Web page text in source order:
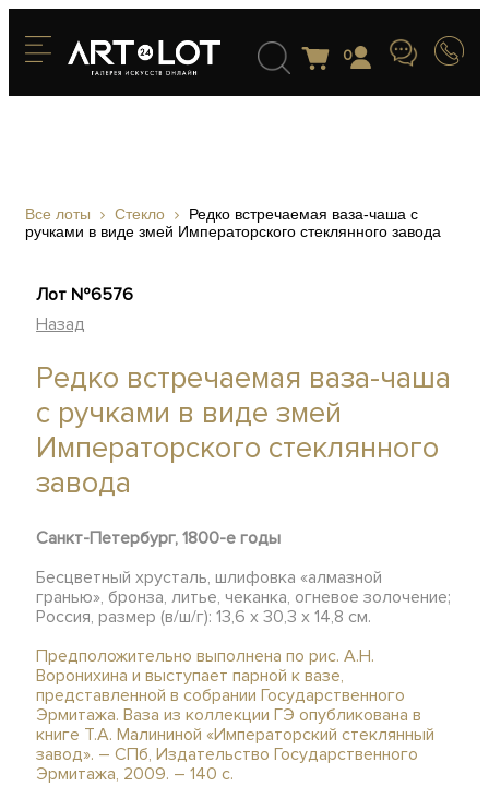
0
Все лоты Стекло
Редко встречаемая ваза-чаша с
ручками в виде змей Императорского стеклянного завода
Лот №6576
Назад
Редко встречаемая ваза-чаша
с ручками в виде змей
Императорского стеклянного
завода
Санкт-Петербург, 1800-е годы
Бесцветный хрусталь, шлифовка «алмазной
гранью», бронза, литье, чеканка, огневое золочение;
Россия, размер (в/ш/г): 13,6 х 30,3 х 14,8 см.
Предположительно выполнена по рис. А.Н.
Воронихина и выступает парной к вазе,
представленной в собрании Государственного
Эрмитажа. Ваза из коллекции ГЭ опубликована в
книге Т.А. Малининой «Императорский стеклянный
завод». – СПб, Издательство Государственного
Эрмитажа, 2009. – 140 с.